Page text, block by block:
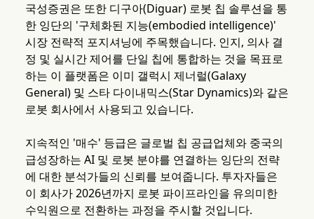
국성증권은 또한 디구아(Diguar) 로봇 칩 솔루션을 통
한 잉단의 '구체화된 지능(embodied intelligence)'
시장 전략적 포지셔닝에 주목했습니다. 인지, 의사 결
정 및 실시간 제어를 단일 칩에 통합하는 것을 목표로
하는 이 플랫폼은 이미 갤럭시 제너럴(Galaxy
General) 및 스타 다이내믹스(Star Dynamics)와 같은
로봇 회사에서 사용되고 있습니다.
지속적인 '매수' 등급은 글로벌 칩 공급업체와 중국의
급성장하는 AI 및 로봇 분야를 연결하는 잉단의 전략
에 대한 분석가들의 신뢰를 보여줍니다. 투자자들은
이 회사가 2026년까지 로봇 파이프라인을 유의미한
수익원으로 전환하는 과정을 주시할 것입니다.